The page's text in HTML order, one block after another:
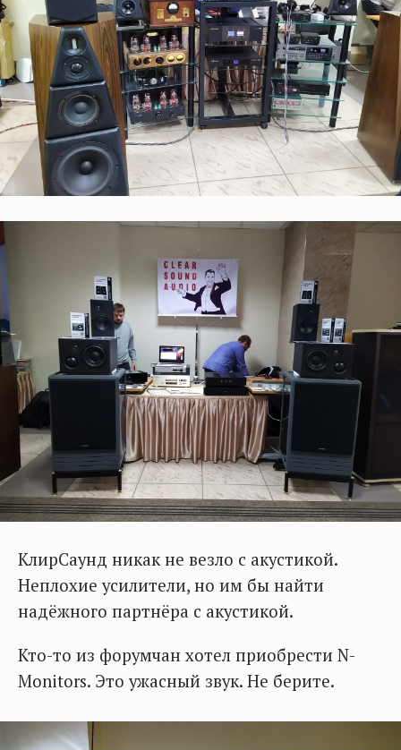
КлирСаунд никак не везло с акустикой.
Неплохие усилители, но им бы найти
надёжного партнёра с акустикой.
Кто-то из форумчан хотел приобрести N-
Monitors. Это ужасный звук. Не берите.